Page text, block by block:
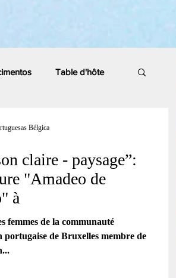
Table d'hôte
Fête national PT
claire - paysage”:
"Amadeo de
à
femmes de la communauté
Bélgica